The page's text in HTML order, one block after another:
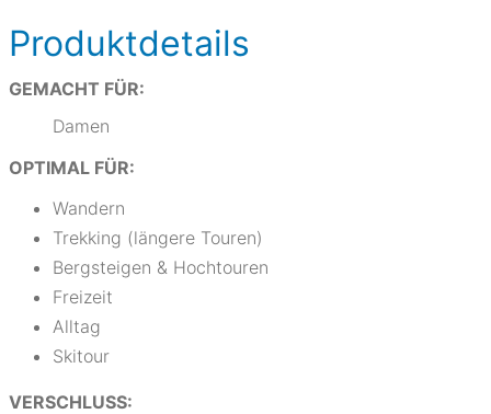
Produktdetails
GEMACHT FÜR:
Damen
OPTIMAL FÜR:
Wandern
Trekking (längere Touren)
Bergsteigen & Hochtouren
Freizeit
Alltag
Skitour
VERSCHLUSS: